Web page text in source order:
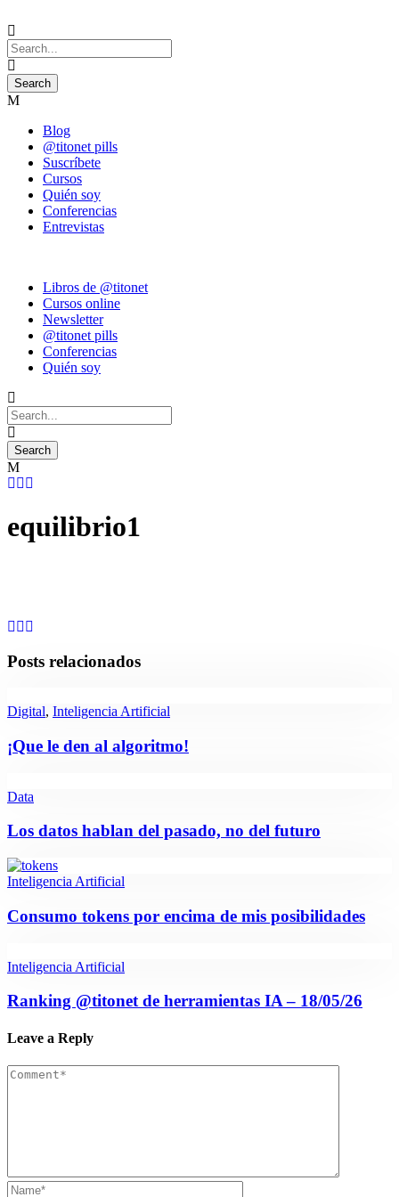
Blog
@titonet pills
Suscríbete
Cursos
Quién soy
Conferencias
Entrevistas
Libros de @titonet
Cursos online
Newsletter
@titonet pills
Conferencias
Quién soy
equilibrio1
Posts relacionados
Digital, Inteligencia Artificial
¡Que le den al algoritmo!
Data
Los datos hablan del pasado, no del futuro
Inteligencia Artificial
Consumo tokens por encima de mis posibilidades
Inteligencia Artificial
Ranking @titonet de herramientas IA – 18/05/26
Leave a Reply